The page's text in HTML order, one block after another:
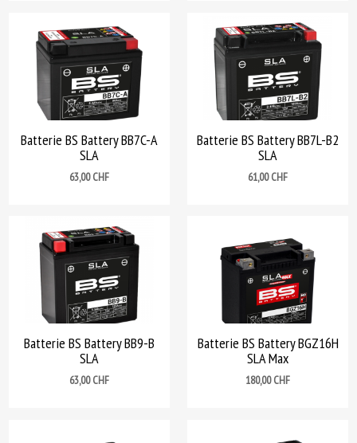
Batterie BS Battery BB7C-A
SLA
Prix
63,00 CHF
Batterie BS Battery BB7L-B2
SLA
Prix
61,00 CHF
Batterie BS Battery BB9-B
SLA
Prix
63,00 CHF
Batterie BS Battery BGZ16H
SLA Max
Prix
180,00 CHF